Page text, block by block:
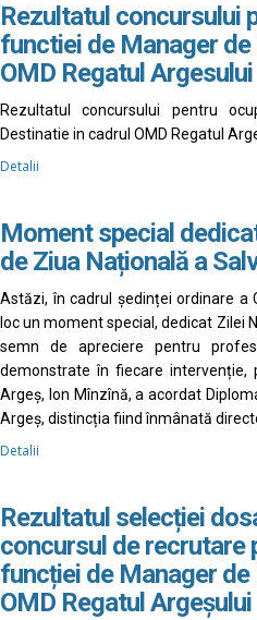
Rezultatul concursului
functiei de Manager de
OMD Regatul Argesului
Rezultatul concursului pentru
Destinatie in cadrul OMD Regatul
Detalii
Moment special
de Ziua Națională a
Astăzi, în cadrul ședinței ordinare a
loc un moment special, dedicat Zilei
semn de apreciere pentru
demonstrate în fiecare intervenție,
Argeș, Ion Mînzînă, a acordat
Argeș, distincția fiind înmânată
Detalii
Rezultatul selecției
concursul de recrutare
funcției de Manager de
OMD Regatul Argeșului